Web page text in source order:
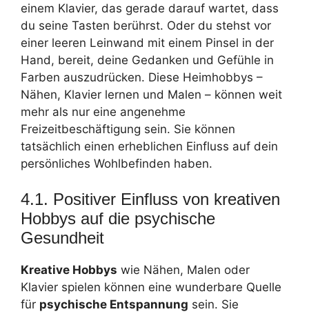
einem Klavier, das gerade darauf wartet, dass
du seine Tasten berührst. Oder du stehst vor
einer leeren Leinwand mit einem Pinsel in der
Hand, bereit, deine Gedanken und Gefühle in
Farben auszudrücken. Diese Heimhobbys –
Nähen, Klavier lernen und Malen – können weit
mehr als nur eine angenehme
Freizeitbeschäftigung sein. Sie können
tatsächlich einen erheblichen Einfluss auf dein
persönliches Wohlbefinden haben.
4.1. Positiver Einfluss von kreativen
Hobbys auf die psychische
Gesundheit
Kreative Hobbys wie Nähen, Malen oder
Klavier spielen können eine wunderbare Quelle
für psychische Entspannung sein. Sie